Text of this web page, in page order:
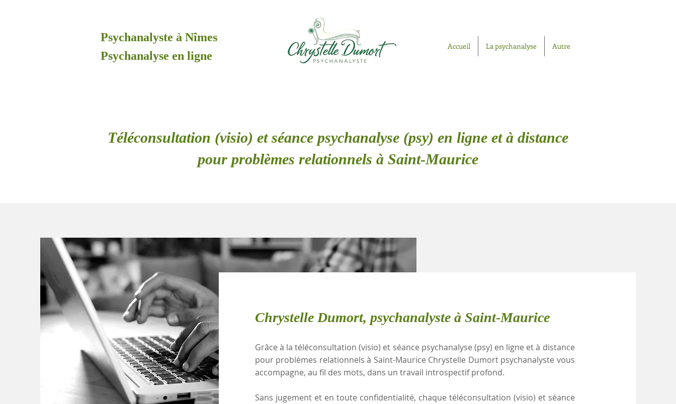
Psychanalyste à Nîmes
Psychanalyse en ligne
Accueil La psychanalyse Autre
Téléconsultation (visio) et séance psychanalyse (psy) en ligne et à distance
pour problèmes relationnels à Saint-Maurice
Chrystelle Dumort, psychanalyste à Saint-Maurice
Grâce à la téléconsultation (visio) et séance psychanalyse (psy) en ligne et à distance
pour problèmes relationnels à Saint-Maurice Chrystelle Dumort psychanalyste vous
accompagne, au fil des mots, dans un travail introspectif profond.
Sans jugement et en toute confidentialité, chaque téléconsultation (visio) et séance